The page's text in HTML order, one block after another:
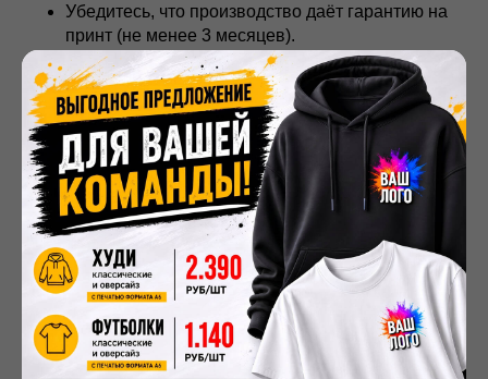
Убедитесь, что производство даёт гарантию на
принт (не менее 3 месяцев).
Закажите пробный образец, особенно если
тираж большой.
Уточните, как ухаживать за изделием
(температура стирки, глажка).
Профессиональные напечатанные надписи на
футболку для выпускника могут быть выполнены как
на одной, так и на обеих сторонах. Стоимость одной
футболкис принтом при заказе от 10 штук – от 800 до
1500 ₽.
Заказать профессиональные напечатанные
надписи на футболку для выпускника у нас и
пошить можно в компании
Мерч
№1". Мы